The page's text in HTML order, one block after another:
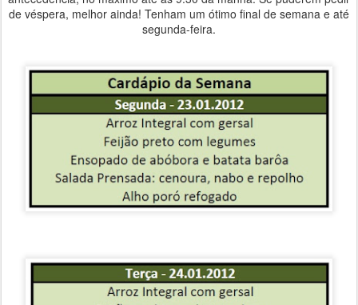
de véspera, melhor ainda! Tenham um ótimo final de semana e até
segunda-feira.